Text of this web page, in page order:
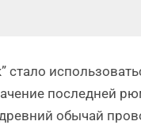
последней
обычай